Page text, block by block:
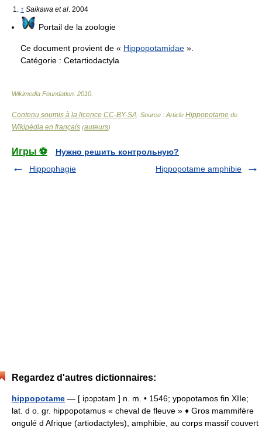
↑ Saikawa et al. 2004
Portail de la zoologie
Ce document provient de « Hippopotamidae ».
Catégorie : Cetartiodactyla
Wikimedia Foundation. 2010.
Contenu soumis à la licence CC-BY-SA. Source : Article Hippopotame de
Wikipédia en français (auteurs)
Игры ⚽
Нужно решить контрольную?
Hippophagie
Hippopotame amphibie
Regardez d'autres dictionnaires:
hippopotame — [ ipɔpɔtam ] n. m. • 1546; ypopotamos fin XIIe;
lat. d o. gr. hippopotamus « cheval de fleuve » ♦ Gros mammifère
ongulé d Afrique (artiodactyles), amphibie, au corps massif couvert